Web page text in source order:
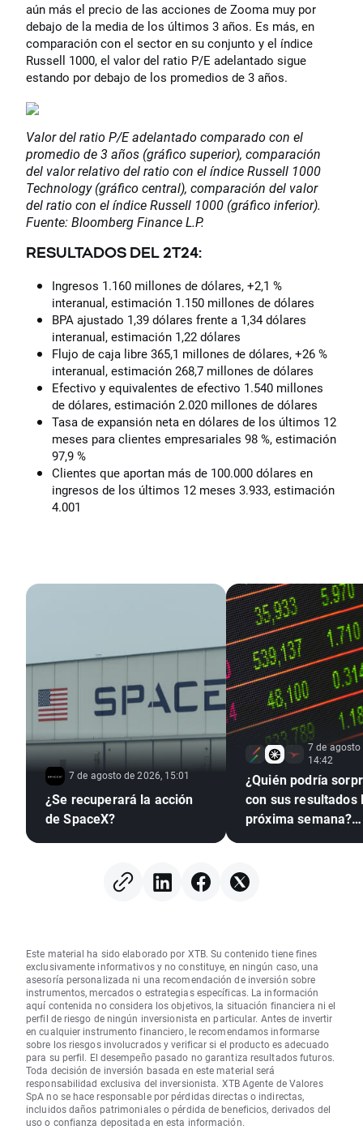
aún más el precio de las acciones de Zooma muy por
debajo de la media de los últimos 3 años. Es más, en
comparación con el sector en su conjunto y el índice
Russell 1000, el valor del ratio P/E adelantado sigue
estando por debajo de los promedios de 3 años.
Valor del ratio P/E adelantado comparado con el
promedio de 3 años (gráfico superior), comparación
del valor relativo del ratio con el índice Russell 1000
Technology (gráfico central), comparación del valor
del ratio con el índice Russell 1000 (gráfico inferior).
Fuente: Bloomberg Finance L.P.
RESULTADOS DEL 2T24:
Ingresos 1.160 millones de dólares, +2,1 %
interanual, estimación 1.150 millones de dólares
BPA ajustado 1,39 dólares frente a 1,34 dólares
interanual, estimación 1,22 dólares
Flujo de caja libre 365,1 millones de dólares, +26 %
interanual, estimación 268,7 millones de dólares
Efectivo y equivalentes de efectivo 1.540 millones
de dólares, estimación 2.020 millones de dólares
Tasa de expansión neta en dólares de los últimos 12
meses para clientes empresariales 98 %, estimación
97,9 %
Clientes que aportan más de 100.000 dólares en
ingresos de los últimos 12 meses 3.933, estimación
4.001
7 de agosto de 2026, 15:01
¿Se recuperará la acción
de SpaceX?
7 de agosto
14:42
¿Quién podría
con sus resultados
próxima semana?
Este material ha sido elaborado por XTB. Su contenido tiene fines
exclusivamente informativos y no constituye, en ningún caso, una
asesoría personalizada ni una recomendación de inversión sobre
instrumentos, mercados o estrategias específicas. La información
aquí contenida no considera los objetivos, la situación financiera ni el
perfil de riesgo de ningún inversionista en particular. Antes de invertir
en cualquier instrumento financiero, le recomendamos informarse
sobre los riesgos involucrados y verificar si el producto es adecuado
para su perfil. El desempeño pasado no garantiza resultados futuros.
Toda decisión de inversión basada en este material será
responsabilidad exclusiva del inversionista. XTB Agente de Valores
SpA no se hace responsable por pérdidas directas o indirectas,
incluidos daños patrimoniales o pérdida de beneficios, derivados del
uso o confianza depositada en esta información.